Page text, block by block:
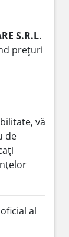
S.R.L.
prețuri
vă
de
al